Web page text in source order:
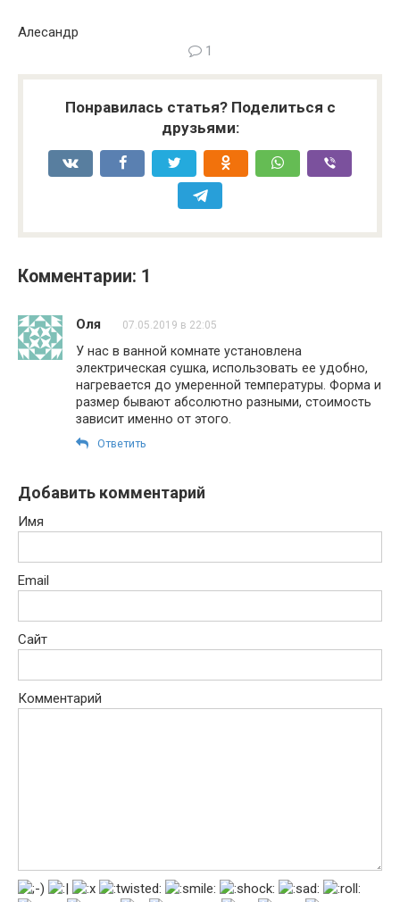
Алесандр
1
Понравилась статья? Поделиться с
друзьями:
Комментарии: 1
Оля 07.05.2019 в 22:05
У нас в ванной комнате установлена
электрическая сушка, использовать ее удобно,
нагревается до умеренной температуры. Форма и
размер бывают абсолютно разными, стоимость
зависит именно от этого.
Ответить
Добавить комментарий
Имя
Email
Сайт
Комментарий